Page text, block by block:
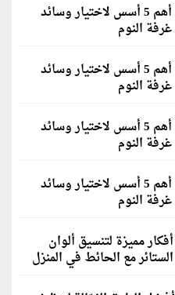
أهم 5 أسس لاختيار وسائد
غرفة النوم
أهم 5 أسس لاختيار وسائد
غرفة النوم
أهم 5 أسس لاختيار وسائد
غرفة النوم
أهم 5 أسس لاختيار وسائد
غرفة النوم
أفكار مميزة لتنسيق ألوان
الستائر مع الحائط في المنزل